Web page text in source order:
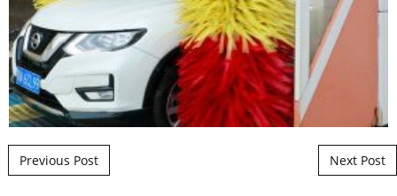
Post navigation
Previous Post Next Post